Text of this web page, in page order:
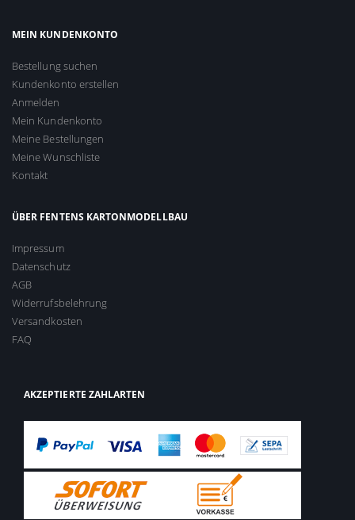
MEIN KUNDENKONTO
Bestellung suchen
Kundenkonto erstellen
Anmelden
Mein Kundenkonto
Meine Bestellungen
Meine Wunschliste
Kontakt
ÜBER FENTENS KARTONMODELLBAU
Impressum
Datenschutz
AGB
Widerrufsbelehrung
Versandkosten
FAQ
AKZEPTIERTE ZAHLARTEN